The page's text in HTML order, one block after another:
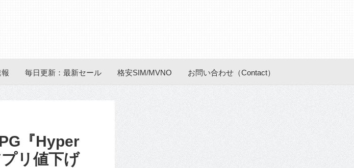
毎日更新：最新セール 格安SIM/MVNO お問い合わせ（Contact）
『Hyper
リ値下げ